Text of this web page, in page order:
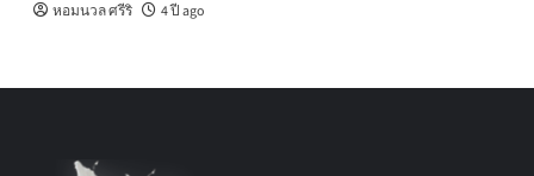
หอมนวล ศรีริ 4 ปี ago